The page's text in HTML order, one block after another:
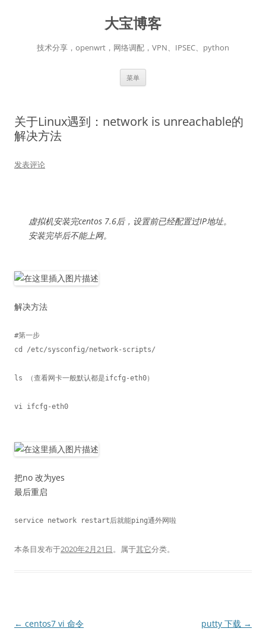
大宝博客
技术分享，openwrt，网络调配，VPN、IPSEC、python
菜单
关于Linux遇到：network is unreachable的
解决方法
发表评论
虚拟机安装完centos 7.6后，设置前已经配置过IP地址。
安装完毕后不能上网。
解决方法
#第一步
cd /etc/sysconfig/network-scripts/
ls （查看网卡一般默认都是ifcfg-eth0）
vi ifcfg-eth0
把no 改为yes
最后重启
service network restart后就能ping通外网啦
本条目发布于2020年2月21日。属于其它分类。
文
← centos7 vi 命令 putty 下载 →